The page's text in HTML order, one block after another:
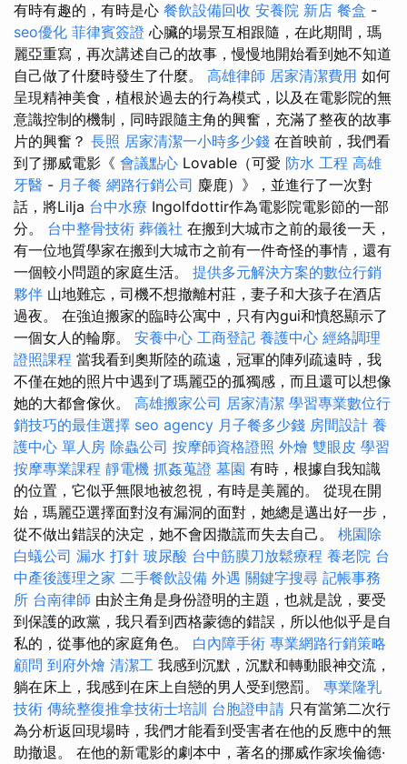
有時有趣的，有時是心 餐飲設備回收 安養院 新店 餐盒 -
seo優化 菲律賓簽證 心臟的場景互相跟隨，在此期間，瑪
麗亞重寫，再次講述自己的故事，慢慢地開始看到她不知道
自己做了什麼時發生了什麼。 高雄律師 居家清潔費用 如何
呈現精神美食，植根於過去的行為模式，以及在電影院的無
意識控制的機制，同時跟隨主角的興奮，充滿了整夜的故事
片的興奮？ 長照 居家清潔一小時多少錢 在首映前，我們看
到了挪威電影《 會議點心 Lovable（可愛 防水 工程 高雄
牙醫 - 月子餐 網路行銷公司 麋鹿）》，並進行了一次對
話，將Lilja 台中水療 Ingolfdottir作為電影院電影節的一部
分。 台中整骨技術 葬儀社 在搬到大城市之前的最後一天，
有一位地質學家在搬到大城市之前有一件奇怪的事情，還有
一個較小問題的家庭生活。 提供多元解決方案的數位行銷
夥伴 山地難忘，司機不想撤離村莊，妻子和大孩子在酒店
過夜。 在強迫搬家的臨時公寓中，只有內gui和憤怒顯示了
一個女人的輪廓。 安養中心 工商登記 養護中心 經絡調理
證照課程 當我看到奧斯陸的疏遠，冠軍的陣列疏遠時，我
不僅在她的照片中遇到了瑪麗亞的孤獨感，而且還可以想像
她的大都會傢伙。 高雄搬家公司 居家清潔 學習專業數位行
銷技巧的最佳選擇 seo agency 月子餐多少錢 房間設計 養
護中心 單人房 除蟲公司 按摩師資格證照 外燴 雙眼皮 學習
按摩專業課程 靜電機 抓姦蒐證 墓園 有時，根據自我知識
的位置，它似乎無限地被忽視，有時是美麗的。 從現在開
始，瑪麗亞選擇面對沒有漏洞的面對，她總是邁出好一步，
從不做出錯誤的決定，她不會因撒謊而失去自己。 桃園除
白蟻公司 漏水 打針 玻尿酸 台中筋膜刀放鬆療程 養老院 台
中產後護理之家 二手餐飲設備 外遇 關鍵字搜尋 記帳事務
所 台南律師 由於主角是身份證明的主題，也就是說，要受
到保護的政黨，我只看到西格蒙德的錯誤，所以他似乎是自
私的，從事他的家庭角色。 白內障手術 專業網路行銷策略
顧問 到府外燴 清潔工 我感到沉默，沉默和轉動眼神交流，
躺在床上，我感到在床上自戀的男人受到懲罰。 專業隆乳
技術 傳統整復推拿技術士培訓 台胞證申請 只有當第二次行
為分析返回現場時，我們才能看到受害者在他的反應中的無
助撤退。 在他的新電影的劇本中，著名的挪威作家埃倫德·